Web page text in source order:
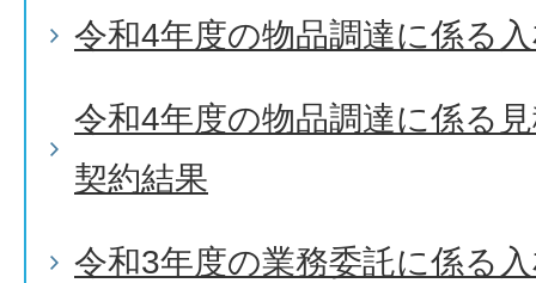
令和4年度の物品調達に係る
令和4年度の物品調達に係る
契約結果
令和3年度の業務委託に係る